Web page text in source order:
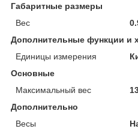
Габаритные размеры
Вес
Дополнительные функции и
Единицы измерения
Основные
Максимальный вес
Дополнительно
Весы